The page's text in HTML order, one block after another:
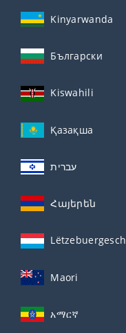
Kinyarwanda
Български
Kiswahili
Қазақша
עברית
Հայերեն
Lëtzebuergesch
Maori
አማርኛ